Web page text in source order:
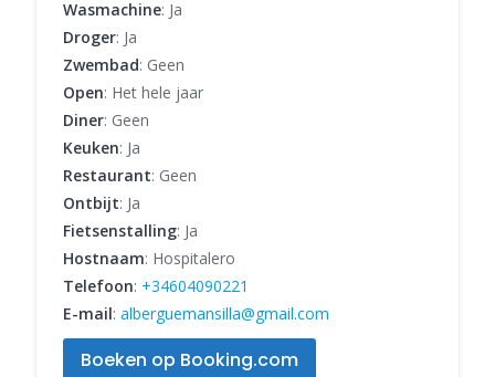
Wasmachine: Ja
Droger: Ja
Zwembad: Geen
Open: Het hele jaar
Diner: Geen
Keuken: Ja
Restaurant: Geen
Ontbijt: Ja
Fietsenstalling: Ja
Hostnaam: Hospitalero
Telefoon: +34604090221
E-mail: alberguemansilla@gmail.com
Boeken op Booking.com